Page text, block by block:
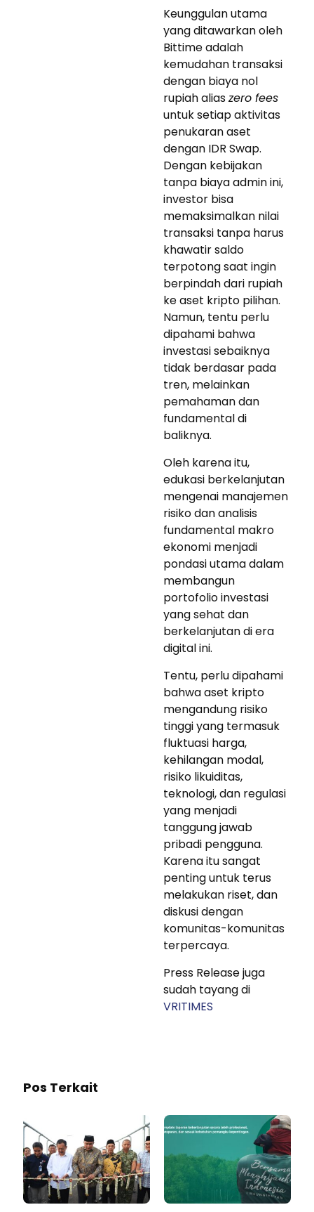
Keunggulan utama
yang ditawarkan oleh
Bittime adalah
kemudahan transaksi
dengan biaya nol
rupiah aliaszero fees
untuk setiap aktivitas
penukaran aset
dengan IDR Swap.
Dengan kebijakan
tanpa biaya admin ini,
investor bisa
memaksimalkan nilai
transaksi tanpa harus
khawatir saldo
terpotong saat ingin
berpindah dari rupiah
ke aset kripto pilihan.
Namun, tentu perlu
dipahami bahwa
investasi sebaiknya
tidak berdasar pada
tren, melainkan
pemahaman dan
fundamental di
baliknya.
Oleh karena itu,
edukasi berkelanjutan
mengenai manajemen
risiko dan analisis
fundamental makro
ekonomi menjadi
pondasi utama dalam
membangun
portofolio investasi
yang sehat dan
berkelanjutan di era
digital ini.
Tentu, perlu dipahami
bahwa aset kripto
mengandung risiko
tinggi yang termasuk
fluktuasi harga,
kehilangan modal,
risiko likuiditas,
teknologi, dan regulasi
yang menjadi
tanggung jawab
pribadi pengguna.
Karena itu sangat
penting untuk terus
melakukan riset, dan
diskusi dengan
komunitas-komunitas
terpercaya.
Press Release juga
sudah tayang di
VRITIMES
Pos Terkait